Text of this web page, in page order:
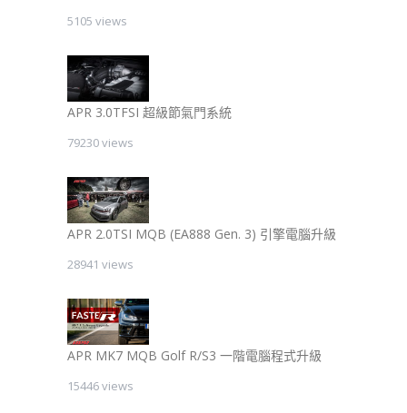
5105 views
APR 3.0TFSI 超級節氣門系統
79230 views
APR 2.0TSI MQB (EA888 Gen. 3) 引擎電腦升級
28941 views
APR MK7 MQB Golf R/S3 一階電腦程式升級
15446 views